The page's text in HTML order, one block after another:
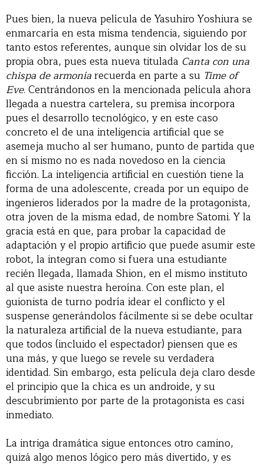
Pues bien, la nueva película de Yasuhiro Yoshiura se
enmarcaría en esta misma tendencia, siguiendo por
tanto estos referentes, aunque sin olvidar los de su
propia obra, pues esta nueva titulada Canta con una
chispa de armoníarecuerda en parte a su Time of
Eve. Centrándonos en la mencionada película ahora
llegada a nuestra cartelera, su premisa incorpora
pues el desarrollo tecnológico, y en este caso
concreto el de una inteligencia artificial que se
asemeja mucho al ser humano, punto de partida que
en sí mismo no es nada novedoso en la ciencia
ficción. La inteligencia artificial en cuestión tiene la
forma de una adolescente, creada por un equipo de
ingenieros liderados por la madre de la protagonista,
otra joven de la misma edad, de nombre Satomi. Y la
gracia está en que, para probar la capacidad de
adaptación y el propio artificio que puede asumir este
robot, la integran como si fuera una estudiante
recién llegada, llamada Shion, en el mismo instituto
al que asiste nuestra heroína. Con este plan, el
guionista de turno podría idear el conflicto y el
suspense generándolos fácilmente si se debe ocultar
la naturaleza artificial de la nueva estudiante, para
que todos (incluido el espectador) piensen que es
una más, y que luego se revele su verdadera
identidad. Sin embargo, esta película deja claro desde
el principio que la chica es un androide, y su
descubrimiento por parte de la protagonista es casi
inmediato.
La intriga dramática sigue entonces otro camino,
quizá algo menos lógico pero más divertido, y es